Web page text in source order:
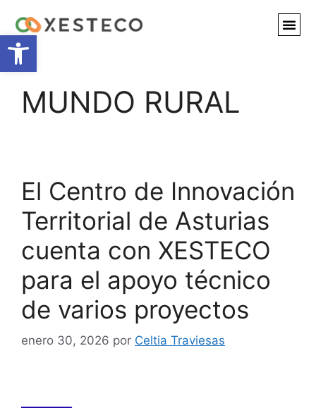
Abrir barra de herramientas
MUNDO RURAL
El Centro de Innovación
Territorial de Asturias
cuenta con XESTECO
para el apoyo técnico
de varios proyectos
enero 30, 2026 por Celtia Traviesas